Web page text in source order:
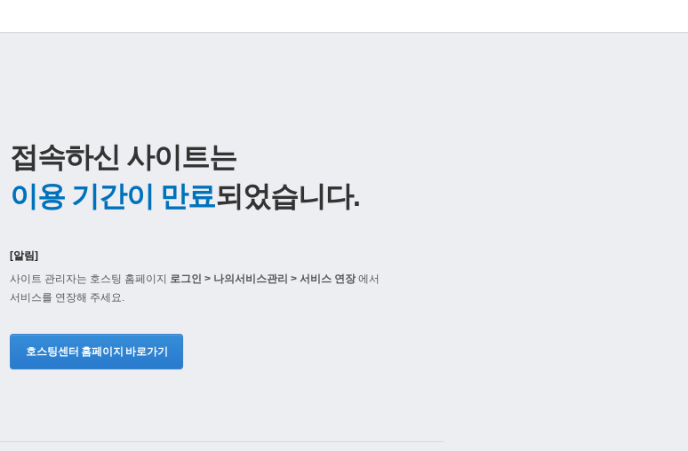
접속하신 사이트는
이용 기간이 만료되었습니다.
[알림]
사이트 관리자는 호스팅 홈페이지 로그인 > 나의서비스관리 > 서비스 연장에서
서비스를 연장해 주세요.
호스팅센터 홈페이지 바로가기